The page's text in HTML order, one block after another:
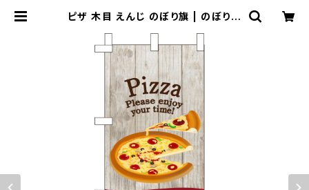
ピザ 木目 えんじ のぼり旗 | のぼり屋